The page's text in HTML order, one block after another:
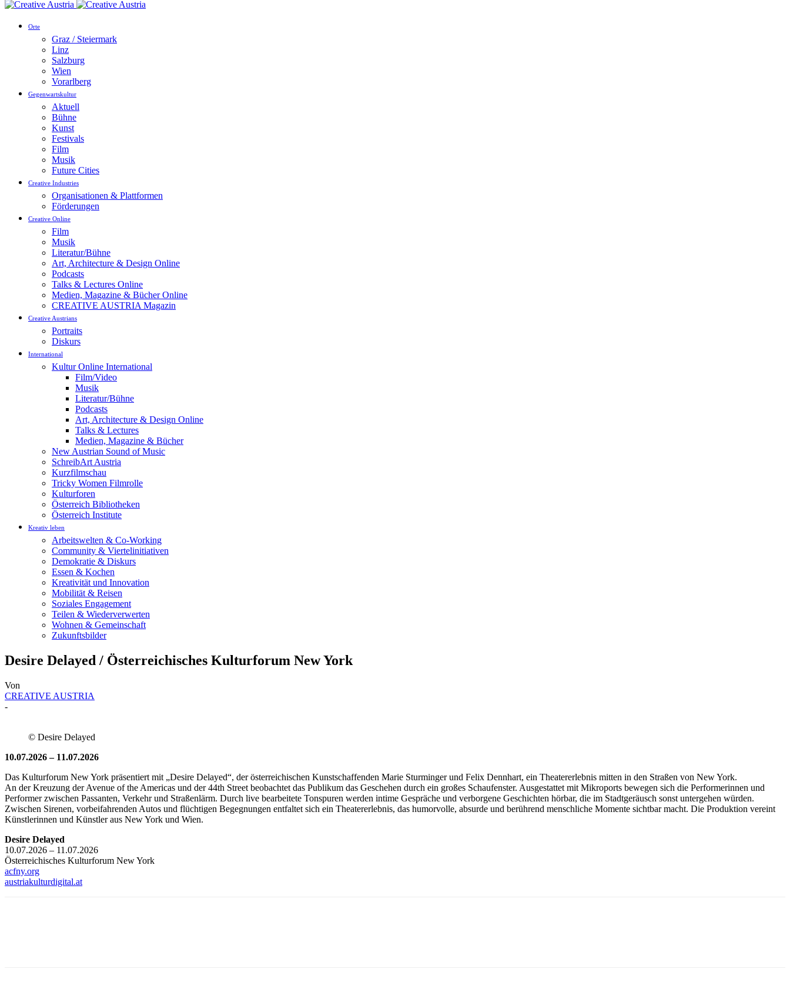
Orte
Graz / Steiermark
Linz
Salzburg
Wien
Vorarlberg
Gegenwartskultur
Aktuell
Bühne
Kunst
Festivals
Film
Musik
Future Cities
Creative Industries
Organisationen & Plattformen
Förderungen
Creative Online
Film
Musik
Literatur/Bühne
Art, Architecture & Design Online
Podcasts
Talks & Lectures Online
Medien, Magazine & Bücher Online
CREATIVE AUSTRIA Magazin
Creative Austrians
Portraits
Diskurs
International
Kultur Online International
Film/Video
Musik
Literatur/Bühne
Podcasts
Art, Architecture & Design Online
Talks & Lectures
Medien, Magazine & Bücher
New Austrian Sound of Music
SchreibArt Austria
Kurzfilmschau
Tricky Women Filmrolle
Kulturforen
Österreich Bibliotheken
Österreich Institute
Kreativ leben
Arbeitswelten & Co-Working
Community & Viertelinitiativen
Demokratie & Diskurs
Essen & Kochen
Kreativität und Innovation
Mobilität & Reisen
Soziales Engagement
Teilen & Wiederverwerten
Wohnen & Gemeinschaft
Zukunftsbilder
Desire Delayed / Österreichisches Kulturforum New York
Von
CREATIVE AUSTRIA
-
© Desire Delayed
10.07.2026 – 11.07.2026
Das Kulturforum New York präsentiert mit „Desire Delayed“, der österreichischen Kunstschaffenden Marie Sturminger und Felix Dennhart, ein Theatererlebnis mitten in den Straßen von New York.
An der Kreuzung der Avenue of the Americas und der 44th Street beobachtet das Publikum das Geschehen durch ein großes Schaufenster. Ausgestattet mit Mikroports bewegen sich die Performerinnen und
Performer zwischen Passanten, Verkehr und Straßenlärm. Durch live bearbeitete Tonspuren werden intime Gespräche und verborgene Geschichten hörbar, die im Stadtgeräusch sonst untergehen würden.
Zwischen Sirenen, vorbeifahrenden Autos und flüchtigen Begegnungen entfaltet sich ein Theatererlebnis, das humorvolle, absurde und berührend menschliche Momente sichtbar macht. Die Produktion vereint
Künstlerinnen und Künstler aus New York und Wien.
Desire Delayed
10.07.2026 – 11.07.2026
Österreichisches Kulturforum New York
acfny.org
austriakulturdigital.at